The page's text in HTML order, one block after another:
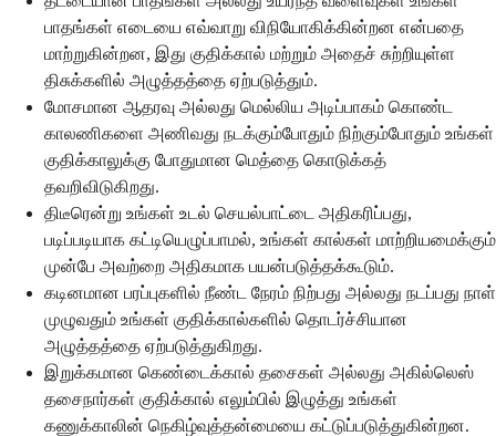
பாதங்கள் எடையை எவ்வாறு விநியோகிக்கின்றன என்பதை
மாற்றுகின்றன, இது குதிக்கால் மற்றும் அதைச் சுற்றியுள்ள
திசுக்களில் அழுத்தத்தை ஏற்படுத்தும்.
மோசமான ஆதரவு அல்லது மெல்லிய அடிப்பாகம் கொண்ட
காலணிகளை அணிவது நடக்கும்போதும் நிற்கும்போதும் உங்கள்
குதிக்காலுக்கு போதுமான மெத்தை கொடுக்கத்
தவறிவிடுகிறது.
திடீரென்று உங்கள் உடல் செயல்பாட்டை அதிகரிப்பது,
படிப்படியாக கட்டியெழுப்பாமல், உங்கள் கால்கள் மாற்றியமைக்கும்
முன்பே அவற்றை அதிகமாக பயன்படுத்தக்கூடும்.
கடினமான பரப்புகளில் நீண்ட நேரம் நிற்பது அல்லது நடப்பது நாள்
முழுவதும் உங்கள் குதிக்கால்களில் தொடர்ச்சியான
அழுத்தத்தை ஏற்படுத்துகிறது.
இறுக்கமான கெண்டைக்கால் தசைகள் அல்லது அகில்லெஸ்
தசைநார்கள் குதிக்கால் எலும்பில் இழுத்து உங்கள்
கணுக்காலின் நெகிழ்வுத்தன்மையை கட்டுப்படுத்துகின்றன.